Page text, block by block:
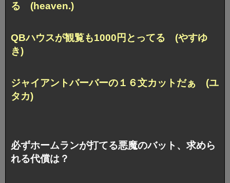
る (heaven.)
QBハウスが観覧も1000円とってる (やすゆ
き)
ジャイアントバーバーの１６文カットだぁ (ユ
タカ)
必ずホームランが打てる悪魔のバット、求めら
れる代償は？